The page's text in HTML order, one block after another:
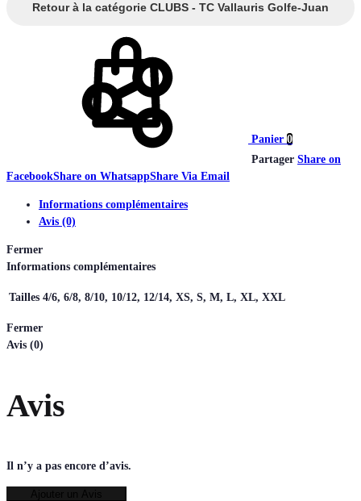
Liste de souhaits
Panier 0
Retour à la catégorie CLUBS - TC Vallauris Golfe-Juan
Partager Share on
FacebookShare on WhatsappShare Via Email
Informations complémentaires
Avis (0)
Fermer
Informations complémentaires
Tailles 4/6, 6/8, 8/10, 10/12, 12/14, XS, S, M, L, XL, XXL
Fermer
Avis (0)
Avis
Il n’y a pas encore d’avis.